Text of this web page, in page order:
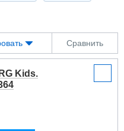
Сравнить
Kids.